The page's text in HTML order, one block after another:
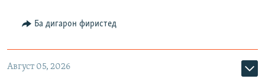
Ба дигарон фиристед
Август 05, 2026